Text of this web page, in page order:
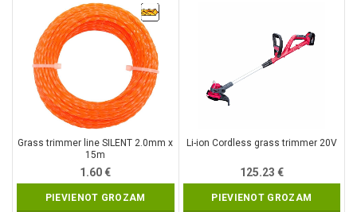
Grass trimmer line SILENT 2.0mm x
15m
1.60€
PIEVIENOT GROZAM
Li-ion Cordless grass trimmer 20V
125.23 €
PIEVIENOT GROZAM